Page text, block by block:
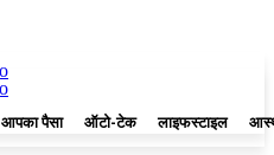
आपका पैसा ऑटो-टेक लाइफस्टाइल